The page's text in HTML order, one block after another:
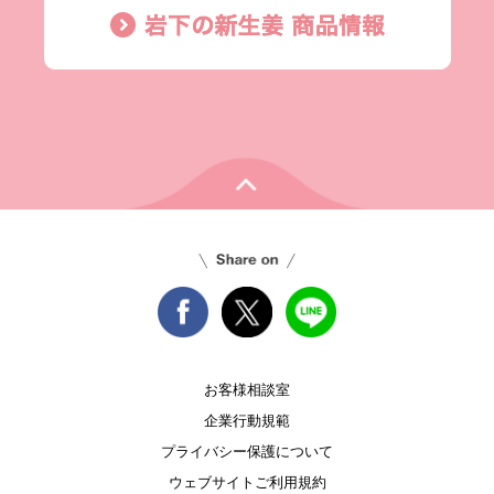
お客様相談室
企業行動規範
プライバシー保護について
ウェブサイトご利用規約